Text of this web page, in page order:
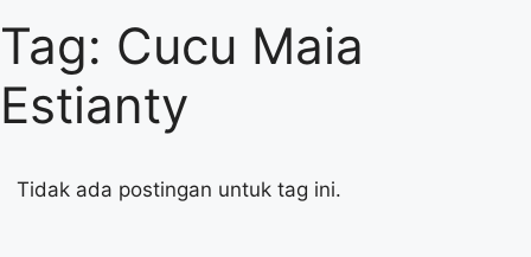
Tag: Cucu Maia
Estianty
Tidak ada postingan untuk tag ini.